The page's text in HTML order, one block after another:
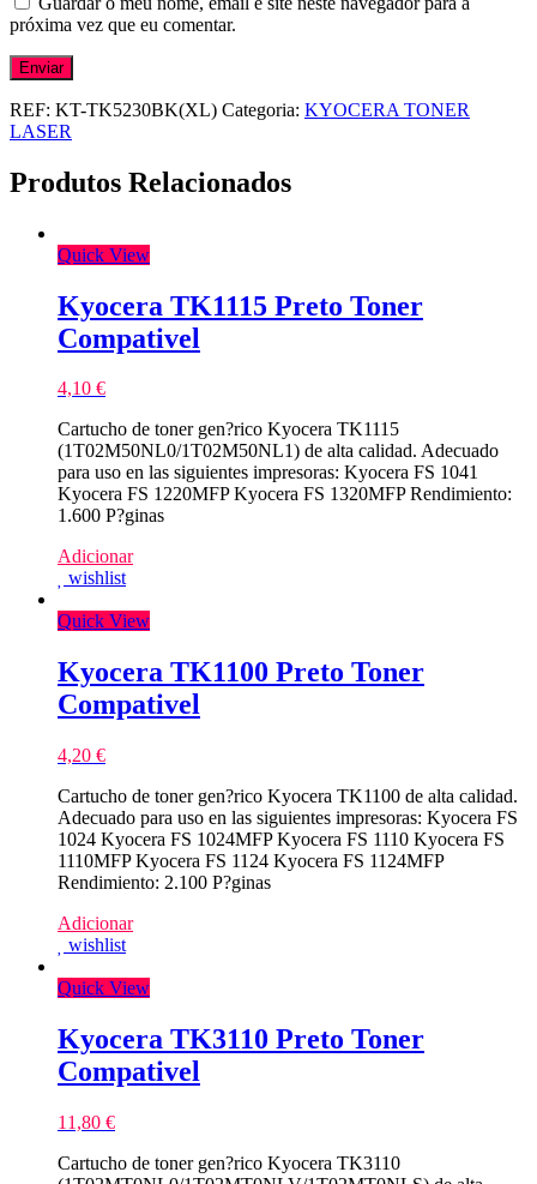
próxima vez que eu comentar.
REF: KT-TK5230BK(XL) Categoria: KYOCERA TONER
LASER
Produtos Relacionados
Quick View
Kyocera TK1115 Preto Toner
Compativel
4,10 €
Cartucho de toner gen?rico Kyocera TK1115
(1T02M50NL0/1T02M50NL1) de alta calidad. Adecuado
para uso en las siguientes impresoras: Kyocera FS 1041
Kyocera FS 1220MFP Kyocera FS 1320MFP Rendimiento:
1.600 P?ginas
Adicionar
wishlist
Quick View
Kyocera TK1100 Preto Toner
Compativel
4,20 €
Cartucho de toner gen?rico Kyocera TK1100 de alta calidad.
Adecuado para uso en las siguientes impresoras: Kyocera FS
1024 Kyocera FS 1024MFP Kyocera FS 1110 Kyocera FS
1110MFP Kyocera FS 1124 Kyocera FS 1124MFP
Rendimiento: 2.100 P?ginas
Adicionar
wishlist
Quick View
Kyocera TK3110 Preto Toner
Compativel
11,80 €
Cartucho de toner gen?rico Kyocera TK3110